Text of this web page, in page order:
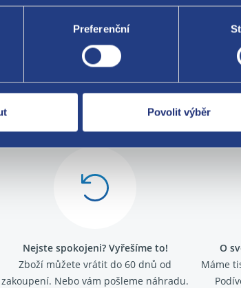
Preferenční
Povolit výběr
HYUNDAI / KIA original: 84735A6000RY
Nejste spokojeni? Vyřešíme to!
Zboží můžete vrátit do 60 dnů od
zakoupení. Nebo vám pošleme náhradu.
O
Máme